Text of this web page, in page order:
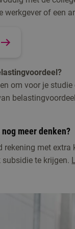
of bij één van de
werkgever of een
om voor je
meer denken?
rekening met
te krijgen.